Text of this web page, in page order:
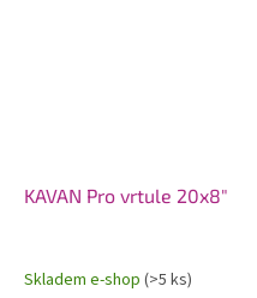
KAVAN Pro vrtule 20x8"
Skladem e-shop (>5 ks)